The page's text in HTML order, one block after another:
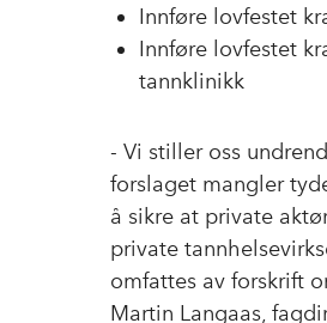
Innføre lovfestet
Innføre lovfestet
tannklinikk
- Vi stiller oss
forslaget mangler
å sikre at private
private
omfattes av forskrift
Martin Langaas,